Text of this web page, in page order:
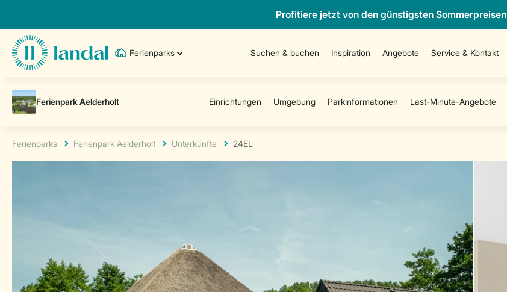
Profitiere jetzt von den günstigsten Sommerpreisen
Ferienparks Suchen & buchen Inspiration Angebote Service & Kontakt
Ferienparks Ferienpark Aelderholt Unterkünfte 24EL